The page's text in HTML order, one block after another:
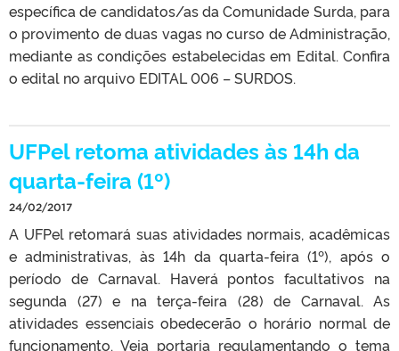
específica de candidatos/as da Comunidade Surda, para
o provimento de duas vagas no curso de Administração,
mediante as condições estabelecidas em Edital. Confira
o edital no arquivo EDITAL 006 – SURDOS.
UFPel retoma atividades às 14h da
quarta-feira (1º)
24/02/2017
A UFPel retomará suas atividades normais, acadêmicas
e administrativas, às 14h da quarta-feira (1º), após o
período de Carnaval. Haverá pontos facultativos na
segunda (27) e na terça-feira (28) de Carnaval. As
atividades essenciais obedecerão o horário normal de
funcionamento. Veja portaria regulamentando o tema